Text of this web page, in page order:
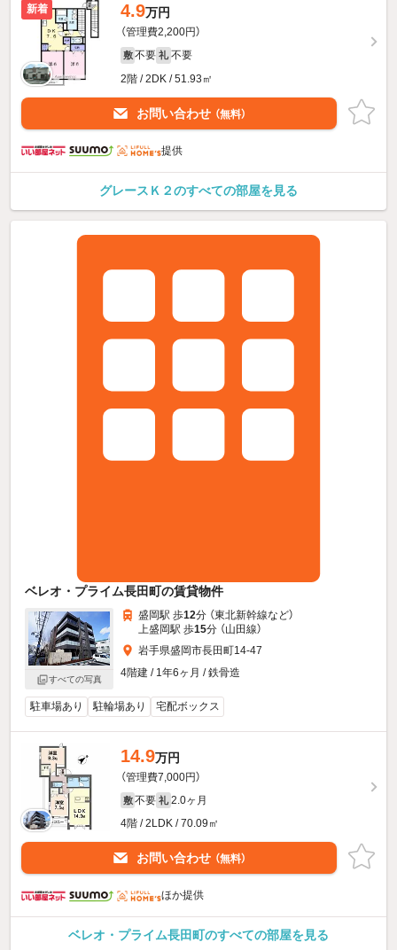
新着 4.9万円
（管理費2,200円）
敷 不要 礼 不要
2階 / 2DK / 51.93㎡
お問い合わせ （無料）
提供
グレースＫ２のすべての部屋を見る
ベレオ・プライム長田町の賃貸物件
すべての写真
盛岡駅 歩12分 （東北新幹線など）
上盛岡駅 歩15分 （山田線）
岩手県盛岡市長田町14-47
4階建 / 1年6ヶ月 / 鉄骨造
駐車場あり 駐輪場あり 宅配ボックス
14.9万円
（管理費7,000円）
敷 不要 礼 2.0ヶ月
4階 / 2LDK / 70.09㎡
お問い合わせ （無料）
ほか提供
ベレオ・プライム長田町のすべての部屋を見る